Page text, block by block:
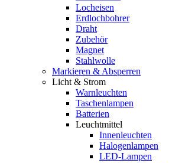
Locheisen
Erdlochbohrer
Draht
Zubehör
Magnet
Stahlwolle
Markieren & Absperren
Licht & Strom
Warnleuchten
Taschenlampen
Batterien
Leuchtmittel
Innenleuchten
Halogenlampen
LED-Lampen